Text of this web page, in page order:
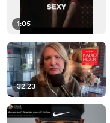
1:05
32:23